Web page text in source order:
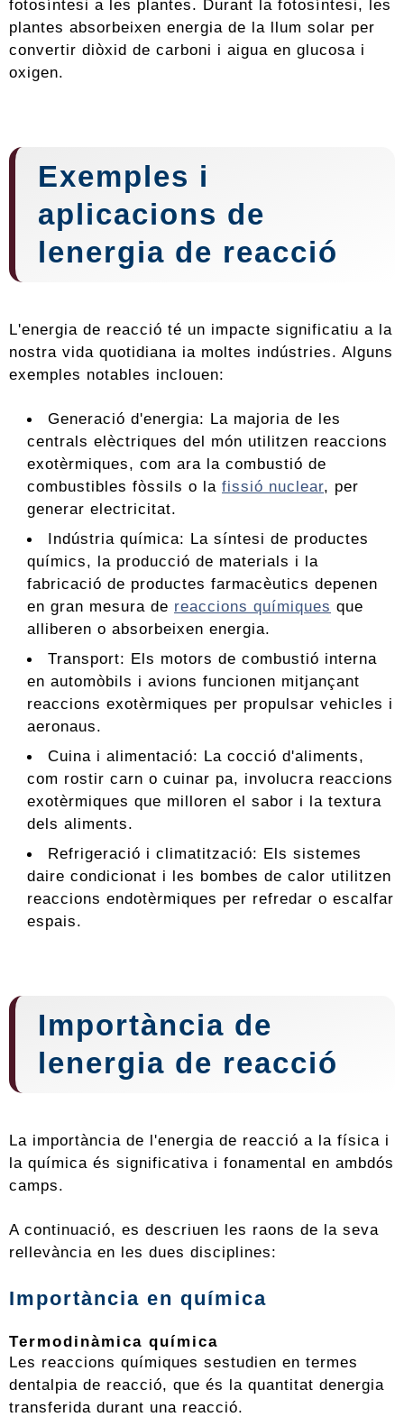
fotosíntesi a les plantes. Durant la fotosíntesi, les
plantes absorbeixen energia de la llum solar per
convertir diòxid de carboni i aigua en glucosa i
oxigen.
Exemples i
aplicacions de
lenergia de reacció
L'energia de reacció té un impacte significatiu a la
nostra vida quotidiana ia moltes indústries. Alguns
exemples notables inclouen:
Generació d'energia: La majoria de les
centrals elèctriques del món utilitzen reaccions
exotèrmiques, com ara la combustió de
combustibles fòssils o la fissió nuclear, per
generar electricitat.
Indústria química: La síntesi de productes
químics, la producció de materials i la
fabricació de productes farmacèutics depenen
en gran mesura de reaccions químiques que
alliberen o absorbeixen energia.
Transport: Els motors de combustió interna
en automòbils i avions funcionen mitjançant
reaccions exotèrmiques per propulsar vehicles i
aeronaus.
Cuina i alimentació: La cocció d'aliments,
com rostir carn o cuinar pa, involucra reaccions
exotèrmiques que milloren el sabor i la textura
dels aliments.
Refrigeració i climatització: Els sistemes
daire condicionat i les bombes de calor utilitzen
reaccions endotèrmiques per refredar o escalfar
espais.
Importància de
lenergia de reacció
La importància de l'energia de reacció a la física i
la química és significativa i fonamental en ambdós
camps.
A continuació, es descriuen les raons de la seva
rellevància en les dues disciplines:
Importància en química
Termodinàmica química
Les reaccions químiques sestudien en termes
dentalpia de reacció, que és la quantitat denergia
transferida durant una reacció.